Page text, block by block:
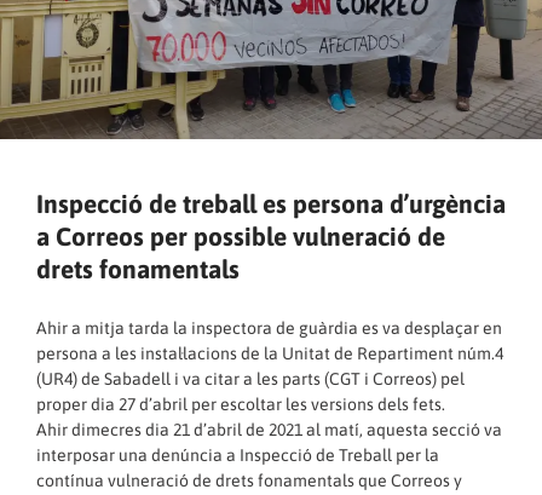
Inspecció de treball es persona d’urgència
a Correos per possible vulneració de
drets fonamentals
Ahir a mitja tarda la inspectora de guàrdia es va desplaçar en
persona a les instal·lacions de la Unitat de Repartiment núm.4
(UR4) de Sabadell i va citar a les parts (CGT i Correos) pel
proper dia 27 d’abril per escoltar les versions dels fets.
Ahir dimecres dia 21 d’abril de 2021 al matí, aquesta secció va
interposar una denúncia a Inspecció de Treball per la
contínua vulneració de drets fonamentals que Correos y